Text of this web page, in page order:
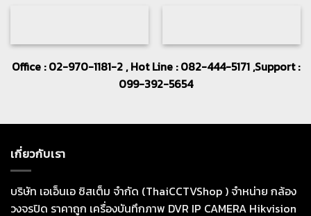
Office : 02-970-1181-2 , Hot Line : 082-444-5171 ,Support :
099-392-5654
เกี่ยวกับเรา
บริษัท เอเอ็นเอ ซิสเต็ม จำกัด (ThaiCCTVShop ) จำหน่าย กล้อง
วงจรปิด ราคาถูก เครื่องบันทึกภาพ DVR IP CAMERA Hikvision